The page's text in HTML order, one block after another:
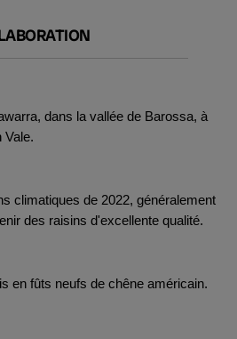
dans la vallée de Barossa, à
Vale.
climatiques de 2022, généralement
des raisins d'excellente qualité.
en fûts neufs de chêne américain.